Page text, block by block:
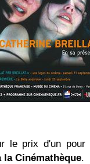
le prix d'un
la Cinémathèque.